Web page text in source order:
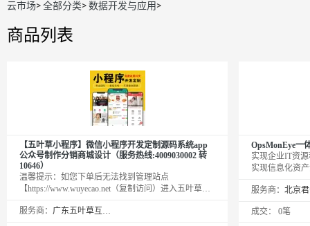
云市场>全部分类>数据开发与应用>
商品列表
【五叶草小程序】微信小程序开发定制源码系统app
公众号制作分销商城设计（服务热线:4009030002 转
10646）
温馨提示：如您下单后无法找到管理站点
【https://www.wuyecao.net（复制访问）进入五叶草官
品（如遇问题，联系售后）】【该产品合适各个行
服务商： 广东五叶草互联网科技有限公司
OpsMonEye一
实现企业IT资
实现信息化资
服务商：
成交： 0笔